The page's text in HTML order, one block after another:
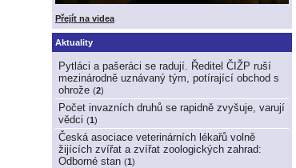
Přejít na videa
Aktuality
Pytláci a pašeráci se radují. Ředitel ČIŽP ruší
mezinárodně uznávaný tým, potírající obchod s
ohrože (2)
Počet invazních druhů se rapidně zvyšuje, varují
vědci (1)
Česká asociace veterinárních lékařů volně
žijících zvířat a zvířat zoologických zahrad:
Odborné stan (1)